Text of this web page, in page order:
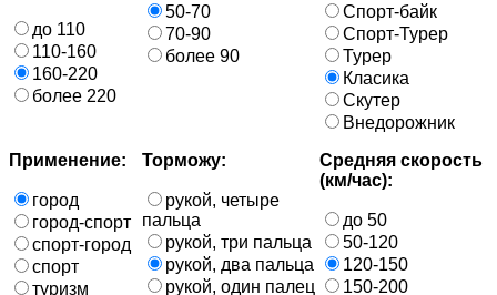
до 110
110-160
160-220
более 220
50-70
70-90
более 90
Спорт-байк
Спорт-Турер
Турер
Класика
Скутер
Внедорожник
Применение:
город
город-спорт
спорт-город
спорт
туризм
Торможу:
рукой, четыре
пальца
рукой, три пальца
рукой, два пальца
рукой, один палец
Средняя скорость
(км/час):
до 50
50-120
120-150
150-200